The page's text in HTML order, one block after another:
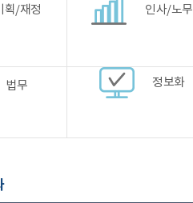
획/재정 인사/노무
법무 정보화